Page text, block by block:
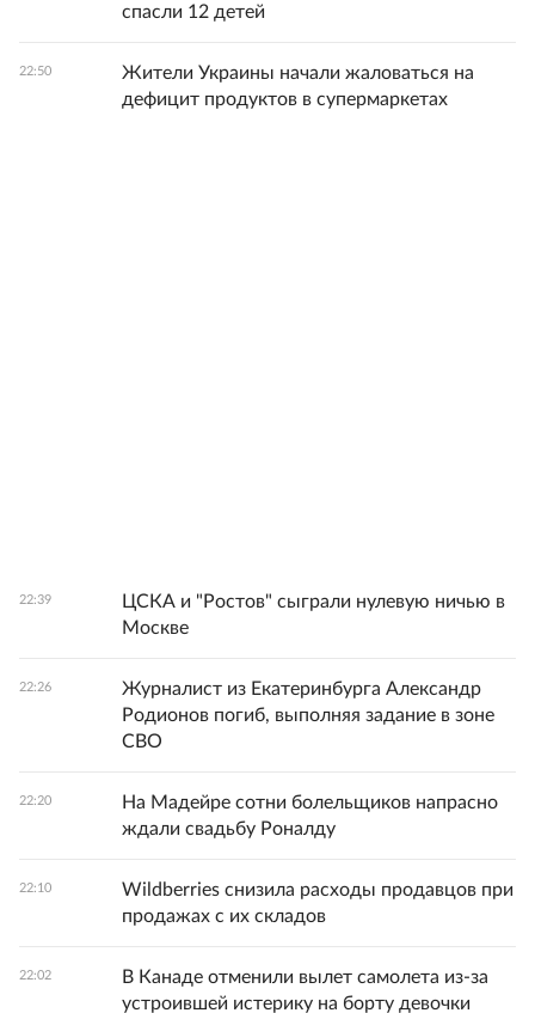
спасли 12 детей
22:50
Жители Украины начали жаловаться на
дефицит продуктов в супермаркетах
22:39
ЦСКА и "Ростов" сыграли нулевую ничью в
Москве
22:26
Журналист из Екатеринбурга Александр
Родионов погиб, выполняя задание в зоне
СВО
22:20
На Мадейре сотни болельщиков напрасно
ждали свадьбу Роналду
22:10
Wildberries снизила расходы продавцов при
продажах с их складов
22:02
В Канаде отменили вылет самолета из-за
устроившей истерику на борту девочки